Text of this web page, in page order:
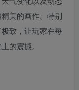
美的画作。特别
致，让玩家在每
的震撼。